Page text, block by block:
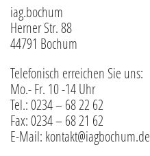
iag.bochum
Herner Str. 88
44791 Bochum
Telefonisch erreichen Sie uns:
Mo.- Fr. 10 -14 Uhr
Tel.: 0234 – 68 22 62
Fax: 0234 – 68 21 62
E-Mail: kontakt@iagbochum.de